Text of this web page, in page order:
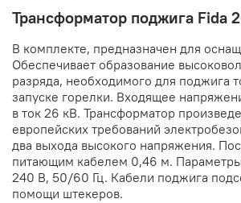
Трансформатор поджига Fida
В комплекте, предназначен для
Обеспечивает образование
разряда, необходимого для поджига
запуске горелки. Входящее
в ток 26 кВ. Трансформатор
европейских требований
два выхода высокого напряжения.
питающим кабелем 0,46 м.
240 В, 50/60 Гц. Кабели поджига
помощи штекеров.